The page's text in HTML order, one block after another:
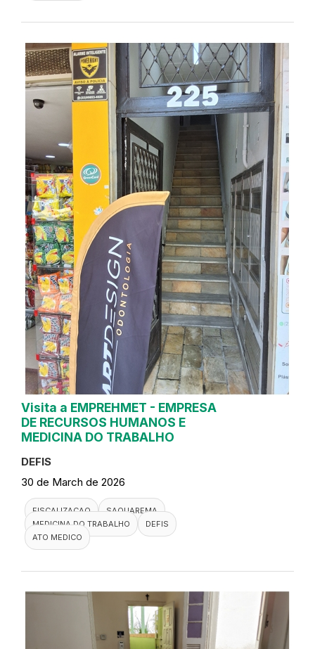
Visita a EMPREHMET - EMPRESA
DE RECURSOS HUMANOS E
MEDICINA DO TRABALHO
DEFIS
30 de March de 2026
FISCALIZACAO
SAQUAREMA
MEDICINA DO TRABALHO
DEFIS
ATO MEDICO